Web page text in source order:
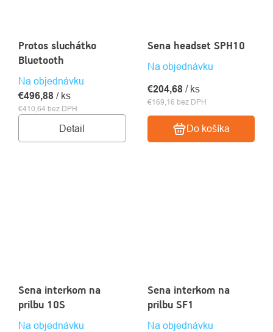
Protos sluchátko
Bluetooth
Na objednávku
€410,64 bez DPH
€496,88 / ks
Detail
Sena headset SPH10
Na objednávku
€169,16 bez DPH
€204,68 / ks
Do košíka
Sena interkom na
prilbu 10S
Na objednávku
Sena interkom na
prilbu SF1
Na objednávku